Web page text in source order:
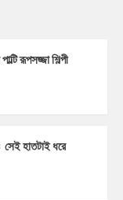
রূপসজ্জা শিল্পী
সেই হাতটাই ধরে